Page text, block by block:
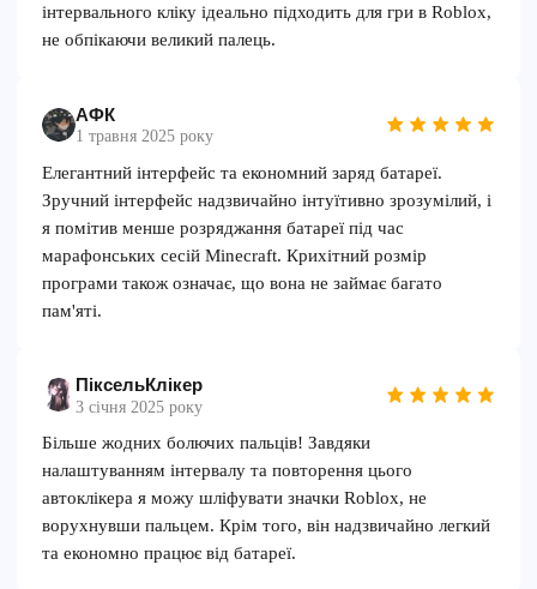
інтервального кліку ідеально підходить для гри в Roblox,
не обпікаючи великий палець.
АФК
1 травня 2025 року
Елегантний інтерфейс та економний заряд батареї.
Зручний інтерфейс надзвичайно інтуїтивно зрозумілий, і
я помітив менше розряджання батареї під час
марафонських сесій Minecraft. Крихітний розмір
програми також означає, що вона не займає багато
пам'яті.
ПіксельКлікер
3 січня 2025 року
Більше жодних болючих пальців! Завдяки
налаштуванням інтервалу та повторення цього
автоклікера я можу шліфувати значки Roblox, не
ворухнувши пальцем. Крім того, він надзвичайно легкий
та економно працює від батареї.